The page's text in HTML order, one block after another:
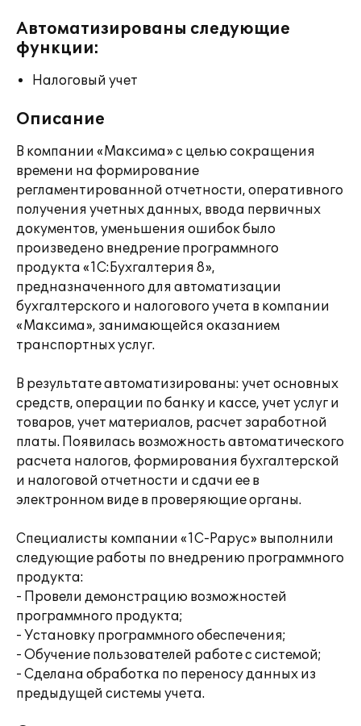
Автоматизированы следующие
функции:
Налоговый учет
Описание
В компании «Максима» с целью сокращения
времени на формирование
регламентированной отчетности, оперативного
получения учетных данных, ввода первичных
документов, уменьшения ошибок было
произведено внедрение программного
продукта «1С:Бухгалтерия 8»,
предназначенного для автоматизации
бухгалтерского и налогового учета в компании
«Максима», занимающейся оказанием
транспортных услуг.
В результате автоматизированы: учет основных
средств, операции по банку и кассе, учет услуг и
товаров, учет материалов, расчет заработной
платы. Появилась возможность автоматического
расчета налогов, формирования бухгалтерской
и налоговой отчетности и сдачи ее в
электронном виде в проверяющие органы.
Специалисты компании «1С-Рарус» выполнили
следующие работы по внедрению программного
продукта:
- Провели демонстрацию возможностей
программного продукта;
- Установку программного обеспечения;
- Обучение пользователей работе с системой;
- Сделана обработка по переносу данных из
предыдущей системы учета.